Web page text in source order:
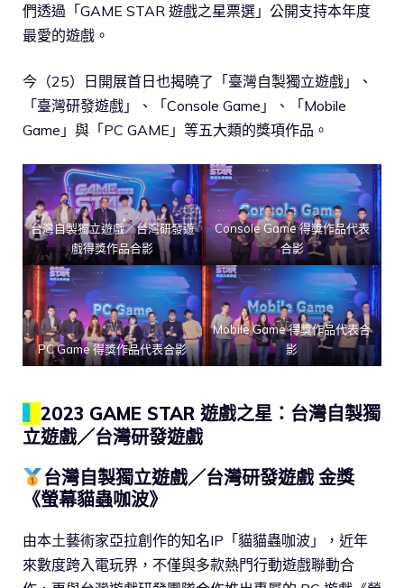
們透過「GAME STAR 遊戲之星票選」公開支持本年度
最愛的遊戲。
今（25）日開展首日也揭曉了「臺灣自製獨立遊戲」、
「臺灣研發遊戲」、「Console Game」、「Mobile
Game」與「PC GAME」等五大類的獎項作品。
台灣自製獨立遊戲／台灣研發遊
戲得獎作品合影
Console Game 得獎作品代表
合影
PC Game 得獎作品代表合影
Mobile Game 得獎作品代表合
影
2023 GAME STAR 遊戲之星：台灣自製獨
立遊戲／台灣研發遊戲
台灣自製獨立遊戲／台灣研發遊戲 金獎
《螢幕貓蟲咖波》
由本土藝術家亞拉創作的知名IP「貓貓蟲咖波」，近年
來數度跨入電玩界，不僅與多款熱門行動遊戲聯動合